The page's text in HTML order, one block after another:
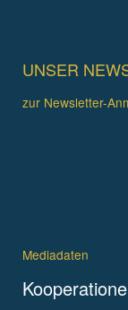
UNSER
zur Newsletter-
Mediadaten